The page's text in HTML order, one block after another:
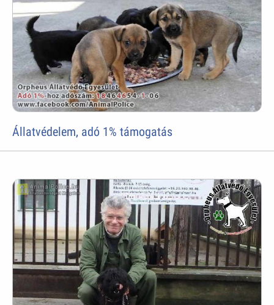
Állatvédelem, adó 1% támogatás